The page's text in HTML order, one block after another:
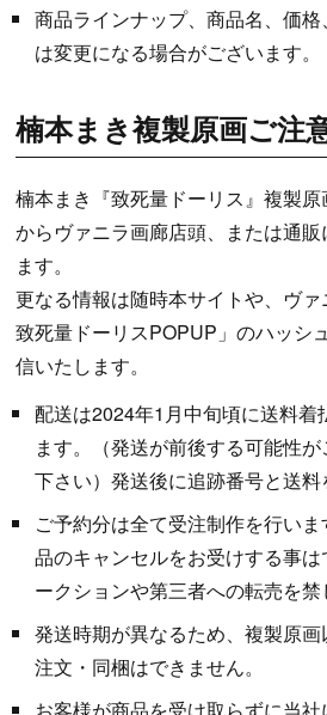
商品ラインナップ、商品名、価
は変更になる場合がございます。
楠本まき複製原画ご注
楠本まき『致死量ドーリス』複製
からヴァニラ画廊店頭、または通
ます。
更なる情報は随時本サイトや、ヴ
致死量ドーリスPOPUP」のハッシ
信いたします。
配送は2024年1月中旬頃に送料着
ます。（発送が前後する可能性
下さい）発送後に追跡番号と送料
ご予約分は全て受注制作を行い
品のキャンセルをお受けする事
ークションや第三者への転売を禁
発送時期が異なるため、複製原
注文・同梱はできません。
お客様が商品を受け取らずに当